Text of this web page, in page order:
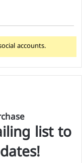
accounts.
list to